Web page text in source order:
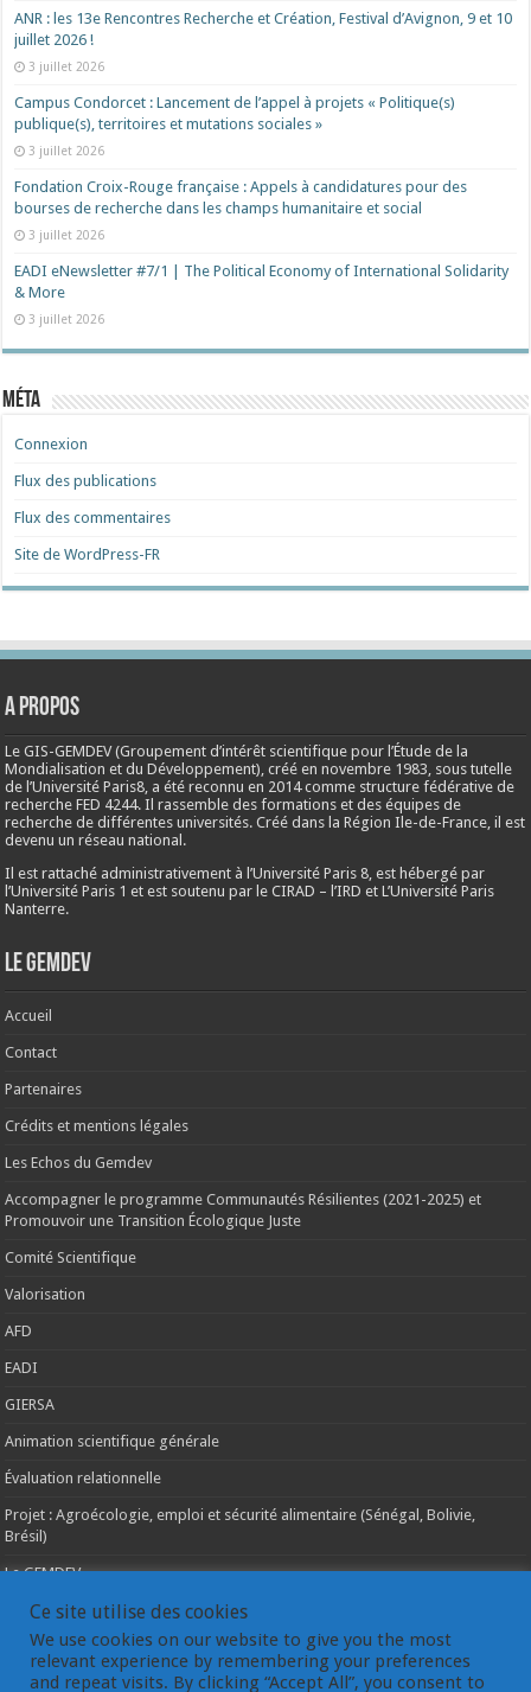
ANR : les 13e Rencontres Recherche et Création, Festival d’Avignon, 9 et 10
juillet 2026 !
3 juillet 2026
Campus Condorcet : Lancement de l’appel à projets « Politique(s)
publique(s), territoires et mutations sociales »
3 juillet 2026
Fondation Croix-Rouge française : Appels à candidatures pour des
bourses de recherche dans les champs humanitaire et social
3 juillet 2026
EADI eNewsletter #7/1 | The Political Economy of International Solidarity
& More
3 juillet 2026
Méta
Connexion
Flux des publications
Flux des commentaires
Site de WordPress-FR
A propos
Le GIS-GEMDEV (Groupement d’intérêt scientifique pour l’Étude de la
Mondialisation et du Développement), créé ennovembre 1983 , sous tutelle
de l’Université Paris8, a été reconnu en 2014 comme structure fédérative de
recherche FED 4244. Il rassemble des formations et des équipes de
recherche de différentes universités. Créé dans la Région Ile-de-France, il est
devenu un réseau national.
Il est rattaché administrativement à l’Université Paris 8, est hébergé par
l’Université Paris 1 et est soutenu par le CIRAD – l’IRD et L’Université Paris
Nanterre.
Le Gemdev
Accueil
Contact
Partenaires
Crédits et mentions légales
Les Echos du Gemdev
Accompagner le programme Communautés Résilientes (2021-2025) et
Promouvoir une Transition Écologique Juste
Comité Scientifique
Valorisation
AFD
EADI
GIERSA
Animation scientifique générale
Évaluation relationnelle
Projet : Agroécologie, emploi et sécurité alimentaire (Sénégal, Bolivie,
Brésil)
Le GEMDEV
La pluridisciplinarité
La coopération internationale
Les instances du GEMDEV
Ce site utilise des cookies
We use cookies on our website to give you the most
relevant experience by remembering your preferences
and repeat visits. By clicking “Accept All”, you consent to